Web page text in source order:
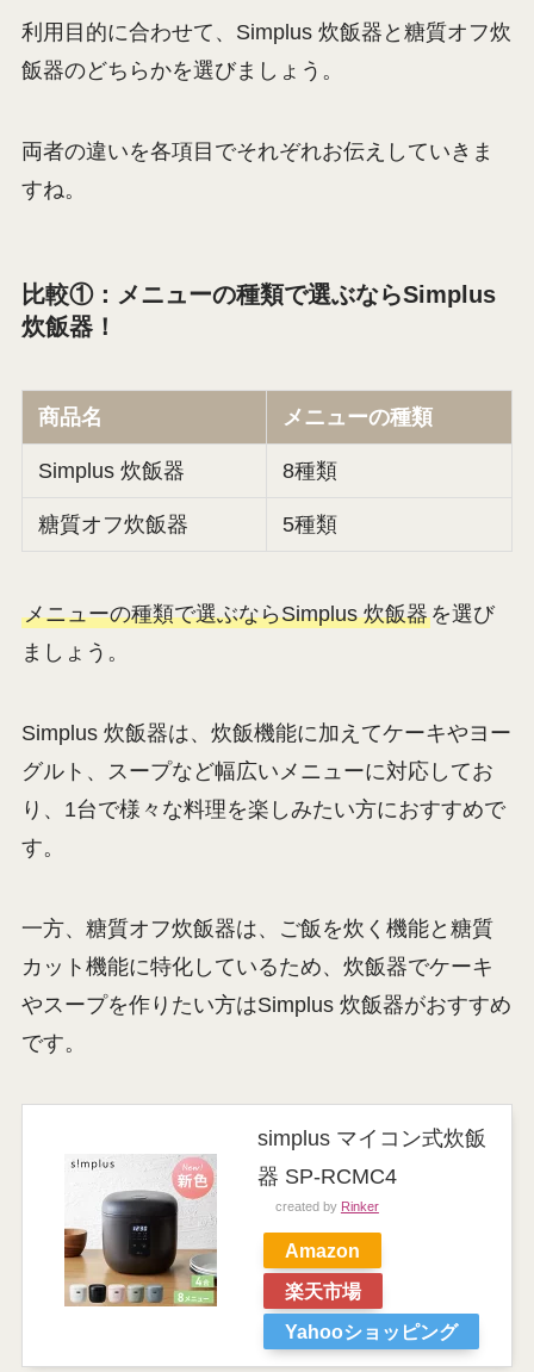
利用目的に合わせて、Simplus 炊飯器と糖質オフ炊
飯器のどちらかを選びましょう。
両者の違いを各項目でそれぞれお伝えしていきま
すね。
比較①：メニューの種類で選ぶならSimplus
炊飯器！
商品名 メニューの種類
Simplus 炊飯器 8種類
糖質オフ炊飯器 5種類
メニューの種類で選ぶならSimplus 炊飯器を選び
ましょう。
Simplus 炊飯器は、炊飯機能に加えてケーキやヨー
グルト、スープなど幅広いメニューに対応してお
り、1台で様々な料理を楽しみたい方におすすめで
す。
一方、糖質オフ炊飯器は、ご飯を炊く機能と糖質
カット機能に特化しているため、炊飯器でケーキ
やスープを作りたい方はSimplus 炊飯器がおすすめ
です。
simplus マイコン式炊飯
器 SP-RCMC4
created by Rinker
Amazon
楽天市場
Yahooショッピング